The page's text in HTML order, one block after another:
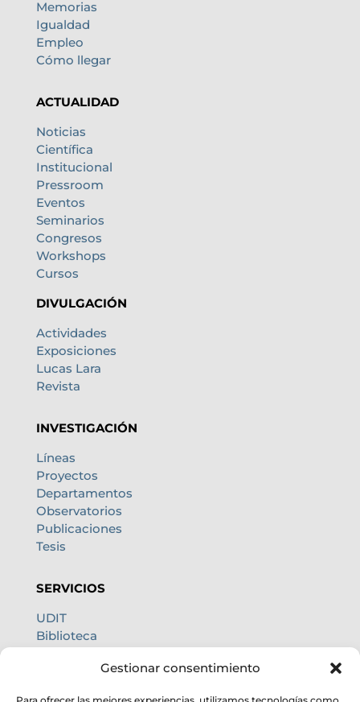
Gestionar consentimiento
Memorias
Igualdad
Empleo
Cómo llegar
ACTUALIDAD
Noticias
Científica
Institucional
Pressroom
Eventos
Seminarios
Congresos
Workshops
Cursos
DIVULGACIÓN
Actividades
Exposiciones
Lucas Lara
Revista
INVESTIGACIÓN
Líneas
Proyectos
Departamentos
Observatorios
Publicaciones
Tesis
SERVICIOS
UDIT
Biblioteca
Oficina internacional